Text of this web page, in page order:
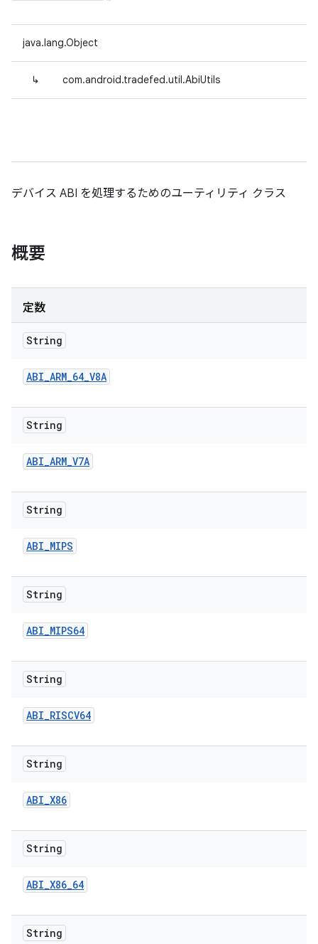
java.lang.Object
↳ com.android.tradefed.util.AbiUtils
デバイス ABI を処理するためのユーティリティ クラス
概要
定数
String
ABI_ARM_64_V8A
String
ABI_ARM_V7A
String
ABI_MIPS
String
ABI_MIPS64
String
ABI_RISCV64
String
ABI_X86
String
ABI_X86_64
String